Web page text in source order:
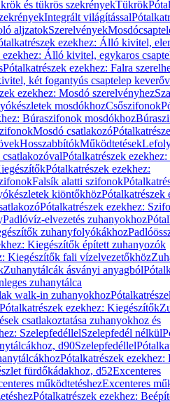
és tükrös szekrényekTükrök
Integrált világítással
aljzatokSzerelvények
ezekhez: Álló kivitel,
ezekhez: Álló kivitel, egykaros
Pótalkatrészek ezekhez: Falra
két fogantyús csaptelep
ezekhez: Mosdó szerelvényhez
mosdókhozCsőszifonok
Búraszifonok mosdókhoz
Mosdó csatlakozó
HosszabbítókMűködtetések
Pótalkatrészek
Pótalkatrészek ezekhez:
Falsík alatti szifonok
kiöntőkhözPótalkatrészek
Pótalkatrészek ezekhez:
Padlóvíz-elvezetés zuhanyokhoz
zuhanyfolyókákhoz
Kiegészítők épített zuhanyozók
Kiegészítők fali vízelvezetőkhöz
Zuhanytálcák ásványi anyagból
zuhanytálca
walk-in zuhanyokhoz
Pótalkatrészek ezekhez: Kiegészítők
csatlakoztatása zuhanyokhoz és
SzelepfedéllelSzelepfedél nélkül
d90Szelepfedéllel
Pótalkatrészek
fürdőkádakhoz, d52Excenteres
működtetéshezExcenteres
Pótalkatrészek ezekhez: